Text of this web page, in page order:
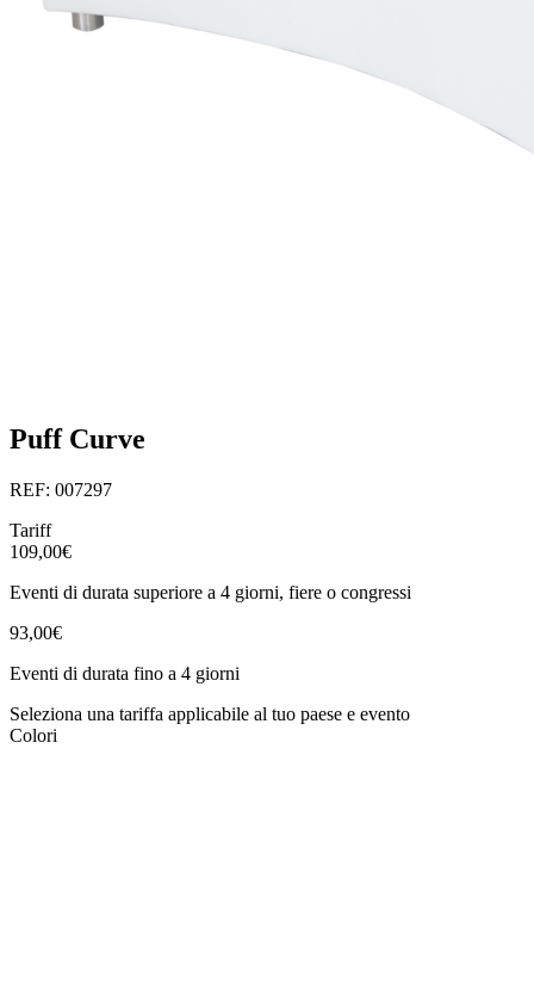
Puff Curve
REF: 007297
Tariff
109,00€
Eventi di durata superiore a 4 giorni, fiere o congressi
93,00€
Eventi di durata fino a 4 giorni
Seleziona una tariffa applicabile al tuo paese e evento
Colori